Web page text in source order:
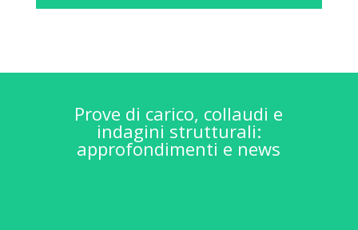
Prove di carico, collaudi e
indagini strutturali:
approfondimenti e news